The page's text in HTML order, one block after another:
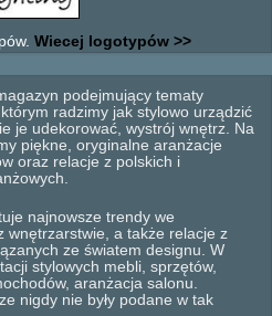
Wiecej logotypów >>
podejmujący tematy
radzimy jak stylowo urządzić
je udekorować, wystrój wnętrz. Na
piękne, oryginalne aranżacje
oraz relacje z polskich i
najnowsze trendy we
wnętrzarstwie, a także relacje z
ze światem designu. W
stylowych mebli, sprzętów,
aranżacja salonu.
nigdy nie były podane w tak